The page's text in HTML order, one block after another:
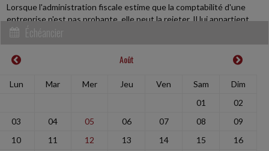
Lorsque l'administration fiscale estime que la comptabilité d'une
entreprise n'est pas probante, elle peut la rejeter. Il lui appartient
alors de reconstituer...
Social
UN SALARIÉ PEUT ÊTRE VICTIME DE HARCÈLEMENT SANS
ÊTRE DIRECTEMENT VISÉ
En lutte avec le directeur général de la société, à qui elle reprochait
des « pratiques managériales toxiques » à l'égard des salariées du
Échéancier
Août
Lun Mar Mer Jeu Ven Sam
Dim
01
02
03
04 05 06 07 08
09
10
11 12 13 14 15
16